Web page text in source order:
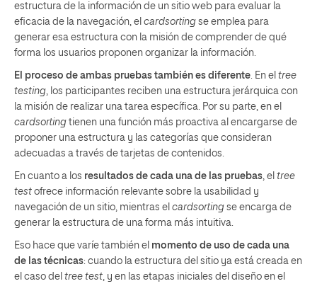
estructura de la información de un sitio web para evaluar la
eficacia de la navegación, el cardsorting se emplea para
generar esa estructura con la misión de comprender de qué
forma los usuarios proponen organizar la información.
El proceso de ambas pruebas también es diferente . En el tree
testing , los participantes reciben una estructura jerárquica con
la misión de realizar una tarea específica. Por su parte, en el
cardsorting tienen una función más proactiva al encargarse de
proponer una estructura y las categorías que consideran
adecuadas a través de tarjetas de contenidos.
En cuanto a los resultados de cada una de las pruebas , el tree
test ofrece información relevante sobre la usabilidad y
navegación de un sitio, mientras el cardsorting se encarga de
generar la estructura de una forma más intuitiva.
Eso hace que varíe también el momento de uso de cada una
de las técnicas: cuando la estructura del sitio ya está creada en
el caso del tree test , y en las etapas iniciales del diseño en el